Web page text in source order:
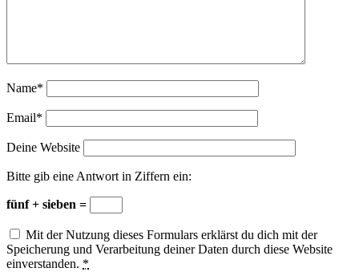
Name*
Email*
Deine Website
Bitte gib eine Antwort in Ziffern ein:
fünf + sieben =
Mit der Nutzung dieses Formulars erklärst du dich mit der
Speicherung und Verarbeitung deiner Daten durch diese Website
einverstanden. *